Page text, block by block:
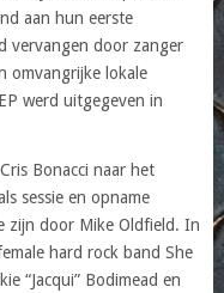
aan hun eerste
vervangen door zanger
omvangrijke lokale
werd uitgegeven in
Bonacci naar het
sessie en opname
zijn door Mike Oldfield. In
hard rock band She
“Jacqui” Bodimead en